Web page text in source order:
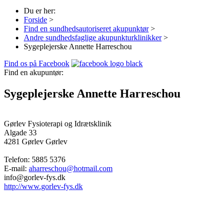
Du er her:
Forside >
Find en sundhedsautoriseret akupunktør >
Andre sundhedsfaglige akupunkturklinikker >
Sygeplejerske Annette Harreschou
Find os på Facebook
Find en akupuntør:
Sygeplejerske Annette Harreschou
Gørlev Fysioterapi og Idrætsklinik
Algade 33
4281 Gørlev Gørlev
Telefon: 5885 5376
E-mail: aharreschou@hotmail.com
info@gorlev-fys.dk
http://www.gorlev-fys.dk